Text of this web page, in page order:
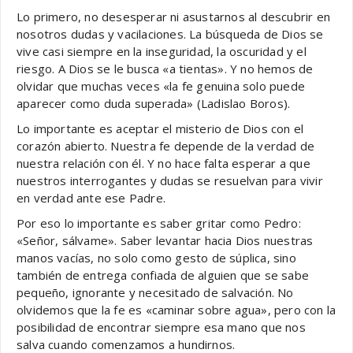
Lo primero, no desesperar ni asustarnos al descubrir en
nosotros dudas y vacilaciones. La búsqueda de Dios se
vive casi siempre en la inseguridad, la oscuridad y el
riesgo. A Dios se le busca «a tientas». Y no hemos de
olvidar que muchas veces «la fe genuina solo puede
aparecer como duda superada» (Ladislao Boros).
Lo importante es aceptar el misterio de Dios con el
corazón abierto. Nuestra fe depende de la verdad de
nuestra relación con él. Y no hace falta esperar a que
nuestros interrogantes y dudas se resuelvan para vivir
en verdad ante ese Padre.
Por eso lo importante es saber gritar como Pedro:
«Señor, sálvame». Saber levantar hacia Dios nuestras
manos vacías, no solo como gesto de súplica, sino
también de entrega confiada de alguien que se sabe
pequeño, ignorante y necesitado de salvación. No
olvidemos que la fe es «caminar sobre agua», pero con la
posibilidad de encontrar siempre esa mano que nos
salva cuando comenzamos a hundirnos.